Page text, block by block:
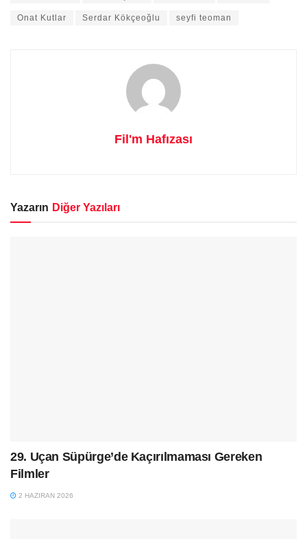
Onat Kutlar Serdar Kökçeoğlu seyfi teoman
Fil'm Hafızası
Yazarın Diğer Yazıları
29. Uçan Süpürge’de Kaçırılmaması Gereken
Filmler
2 HAZIRAN 2026